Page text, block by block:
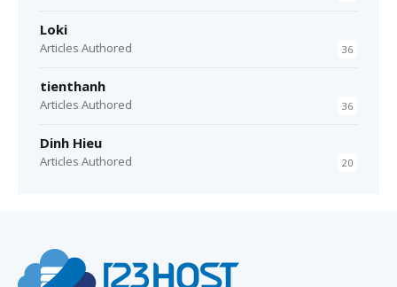
Loki
Articles Authored 36
tienthanh
Articles Authored 36
Dinh Hieu
Articles Authored 20